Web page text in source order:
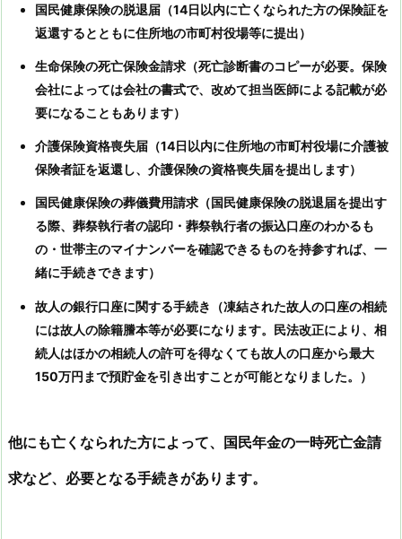
国民健康保険の脱退届（14日以内に亡くなられた方の保険証を
返還するとともに住所地の市町村役場等に提出）
生命保険の死亡保険金請求（死亡診断書のコピーが必要。保険
会社によっては会社の書式で、改めて担当医師による記載が必
要になることもあります）
介護保険資格喪失届（14日以内に住所地の市町村役場に介護被
保険者証を返還し、介護保険の資格喪失届を提出します）
国民健康保険の葬儀費用請求（国民健康保険の脱退届を提出す
る際、葬祭執行者の認印・葬祭執行者の振込口座のわかるも
の・世帯主のマイナンバーを確認できるものを持参すれば、一
緒に手続きできます）
故人の銀行口座に関する手続き（凍結された故人の口座の相続
には故人の除籍謄本等が必要になります。民法改正により、相
続人はほかの相続人の許可を得なくても故人の口座から最大
150万円まで預貯金を引き出すことが可能となりました。）
他にも亡くなられた方によって、国民年金の一時死亡金請
求など、必要となる手続きがあります。